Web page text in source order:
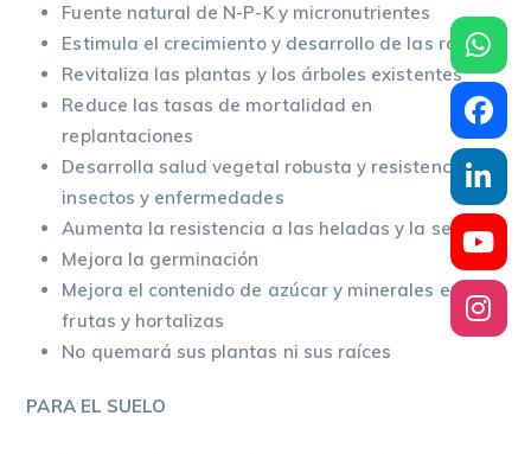
Fuente natural de N-P-K y micronutrientes
Estimula el crecimiento y desarrollo de las raíces
Revitaliza las plantas y los árboles existentes
Reduce las tasas de mortalidad en
replantaciones
Desarrolla salud vegetal robusta y resistencia a
insectos y enfermedades
Aumenta la resistencia a las heladas y la sequía
Mejora la germinación
Mejora el contenido de azúcar y minerales en
frutas y hortalizas
No quemará sus plantas ni sus raíces
PARA EL SUELO